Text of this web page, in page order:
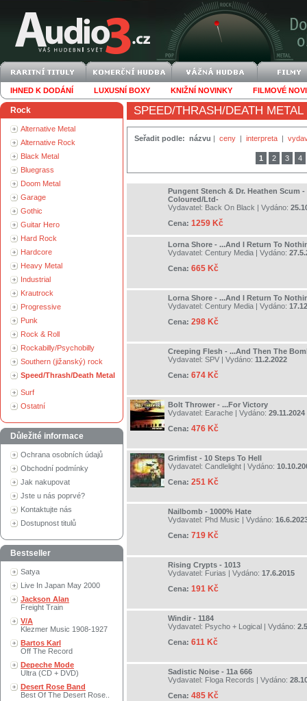
IHNED K DODÁNÍ LUXUSNÍ BOXY KNIŽNÍ NOVINKY FILMOVÉ
Rock
Alternative Metal
Alternative Rock
Black Metal
Bluegrass
Doom Metal
Garage
Gothic
Guitar Hero
Hard Rock
Hardcore
Heavy Metal
Industrial
Krautrock
Progressive
Punk
Rock & Roll
Rockabilly/Psychobilly
Southern (jižanský) rock
Speed/Thrash/Death Metal
Surf
Ostatní
Důležité informace
Ochrana osobních údajů
Obchodní podmínky
Jak nakupovat
Jste u nás poprvé?
Kontaktujte nás
Dostupnost titulů
Bestseller
Satya
Live In Japan May 2000
Jackson Alan
Freight Train
V/A
Klezmer Music 1908-1927
Bartos Karl
Off The Record
Depeche Mode
Ultra (CD + DVD)
Desert Rose Band
Best Of The Desert Rose..
SPEED/THRASH/DEATH METAL
Seřadit podle: názvu | ceny | interpreta |
1 2 3 4
Pungent Stench & Dr. Heathen Scum
Coloured/Ltd-
Vydavatel: Back On Black | Vydáno:
Cena: 1259 Kč
Lorna Shore - ...And I Return To
Vydavatel: Century Media | Vydáno:
Cena: 665 Kč
Lorna Shore - ...And I Return To
Vydavatel: Century Media | Vydáno:
Cena: 298 Kč
Creeping Flesh - ...And Then The
Vydavatel: SPV | Vydáno: 11.2.2022
Cena: 674 Kč
Bolt Thrower - ...For Victory
Vydavatel: Earache | Vydáno: 29.11.2024
Cena: 476 Kč
Grimfist - 10 Steps To Hell
Vydavatel: Candlelight | Vydáno:
Cena: 251 Kč
Nailbomb - 1000% Hate
Vydavatel: Phd Music | Vydáno:
Cena: 719 Kč
Rising Crypts - 1013
Vydavatel: Furias | Vydáno: 17.6.2015
Cena: 191 Kč
Windir - 1184
Vydavatel: Psycho + Logical | Vydáno:
Cena: 611 Kč
Sadistic Noise - 11a 666
Vydavatel: Floga Records | Vydáno:
Cena: 485 Kč